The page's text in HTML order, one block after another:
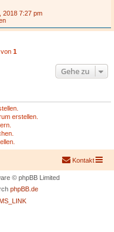
2018 7:27 pm
von 1
Gehe zu
erstellen.
Kontakt
© phpBB Limited
phpBB.de